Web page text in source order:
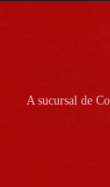
A sucursal de